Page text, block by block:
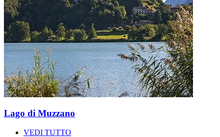
Lago di Muzzano
VEDI TUTTO